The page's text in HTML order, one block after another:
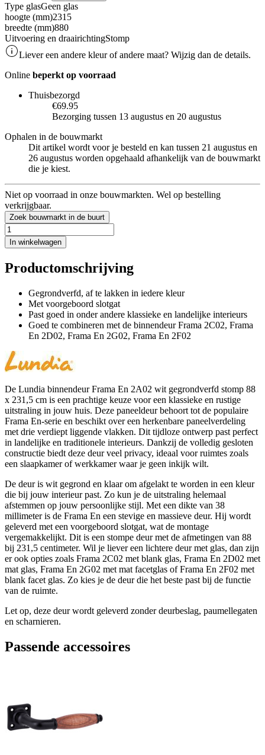
Type glasGeen glas
hoogte (mm)2315
breedte (mm)880
Uitvoering en draairichtingStomp
Liever een andere kleur of andere maat? Wijzig dan de details.
Online beperkt op voorraad
Thuisbezorgd
€69.95
Bezorging tussen 13 augustus en 20 augustus
Ophalen in de bouwmarkt
Dit artikel wordt voor je besteld en kan tussen 21 augustus en
26 augustus worden opgehaald afhankelijk van de bouwmarkt
die je kiest.
Niet op voorraad in onze bouwmarkten. Wel op bestelling
verkrijgbaar.
Zoek bouwmarkt in de buurt
In winkelwagen
Productomschrijving
Gegrondverfd, af te lakken in iedere kleur
Met voorgeboord slotgat
Past goed in onder andere klassieke en landelijke interieurs
Goed te combineren met de binnendeur Frama 2C02, Frama
En 2D02, Frama En 2G02, Frama En 2F02
De Lundia binnendeur Frama En 2A02 wit gegrondverfd stomp 88
x 231,5 cm is een prachtige keuze voor een klassieke en rustige
uitstraling in jouw huis. Deze paneeldeur behoort tot de populaire
Frama En-serie en beschikt over een herkenbare paneelverdeling
met drie verdiept liggende vlakken. Dit tijdloze ontwerp past perfect
in landelijke en traditionele interieurs. Dankzij de volledig gesloten
constructie biedt deze deur veel privacy, ideaal voor ruimtes zoals
een slaapkamer of werkkamer waar je geen inkijk wilt.
De deur is wit gegrond en klaar om afgelakt te worden in een kleur
die bij jouw interieur past. Zo kun je de uitstraling helemaal
afstemmen op jouw persoonlijke stijl. Met een dikte van 38
millimeter is de Frama En een stevige en massieve deur. Hij wordt
geleverd met een voorgeboord slotgat, wat de montage
vergemakkelijkt. Dit is een stompe deur met de afmetingen van 88
bij 231,5 centimeter. Wil je liever een lichtere deur met glas, dan zijn
er ook opties zoals Frama 2C02 met blank glas, Frama En 2D02 met
mat glas, Frama En 2G02 met mat facetglas of Frama En 2F02 met
blank facet glas. Zo kies je de deur die het beste past bij de functie
van de ruimte.
Let op, deze deur wordt geleverd zonder deurbeslag, paumellegaten
en scharnieren.
Passende accessoires